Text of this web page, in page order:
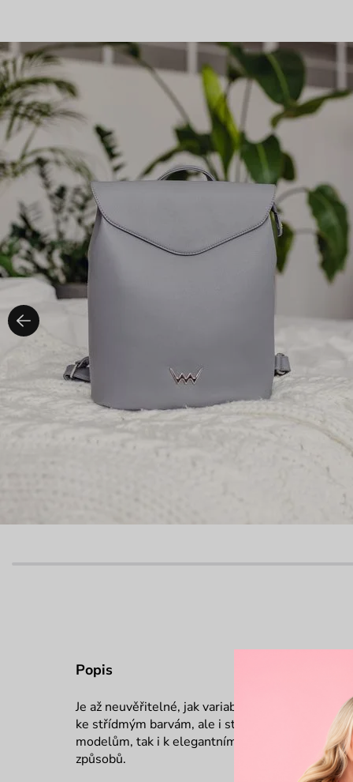
Popis
Je až neuvěřitelné, jak variabilní tenhle fešák je.
ke střídmým barvám, ale i strakatému outfitu.
modelům, tak i k elegantním šatičkám a
způsobů.